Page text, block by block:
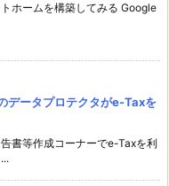
ホームを構築してみる Google
データプロテクタがe-Taxを
書等作成コーナーでe-Taxを利